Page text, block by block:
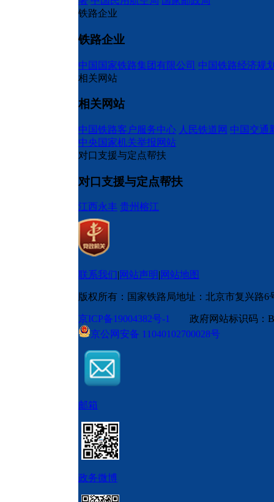
铁路企业
铁路企业
中国国家铁路集团有限公司 中国铁路经济规
相关网站
相关网站
中国铁路客户服务中心 人民铁道网 中国交通
中央国家机关举报网站
对口支援与定点帮扶
对口支援与定点帮扶
江西永丰 贵州榕江
联系我们 网站声明 网站地图
版权所有：国家铁路局地址：北京市复兴路6
京ICP备19004382号-1 政府网站标识码
京公网安备 11040102700028号
邮箱
政务微博